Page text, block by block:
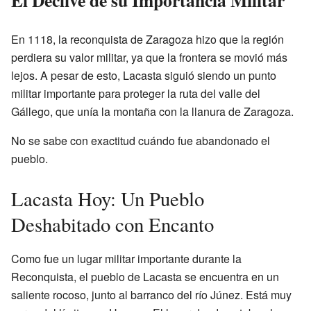
En 1118, la reconquista de Zaragoza hizo que la región
perdiera su valor militar, ya que la frontera se movió más
lejos. A pesar de esto, Lacasta siguió siendo un punto
militar importante para proteger la ruta del valle del
Gállego, que unía la montaña con la llanura de Zaragoza.
No se sabe con exactitud cuándo fue abandonado el
pueblo.
Lacasta Hoy: Un Pueblo
Deshabitado con Encanto
Como fue un lugar militar importante durante la
Reconquista, el pueblo de Lacasta se encuentra en un
saliente rocoso, junto al barranco del río Júnez. Está muy